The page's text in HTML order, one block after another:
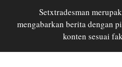
Setxtradesman
mengabarkan berita dengan
konten sesuai